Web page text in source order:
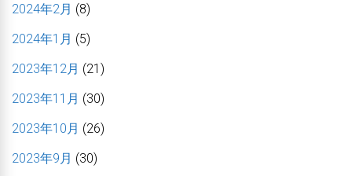
2024年2月 (8)
2024年1月 (5)
2023年12月 (21)
2023年11月 (30)
2023年10月 (26)
2023年9月 (30)